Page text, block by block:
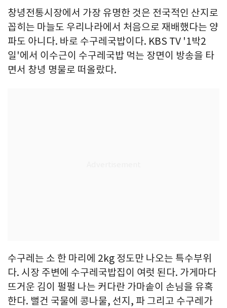
창녕전통시장에서 가장 유명한 것은 전국적인 산지로
꼽히는 마늘도 우리나라에서 처음으로 재배했다는 양
파도 아니다. 바로 수구레국밥이다. KBS TV '1박2
일'에서 이수근이 수구레국밥 먹는 장면이 방송을 타
면서 창녕 명물로 떠올랐다.
수구레는 소 한 마리에 2kg 정도만 나오는 특수부위
다. 시장 주변에 수구레국밥집이 여럿 된다. 가게마다
뜨거운 김이 펄펄 나는 커다란 가마솥이 손님을 유혹
한다. 뻘건 국물에 콩나물, 선지, 파 그리고 수구레가